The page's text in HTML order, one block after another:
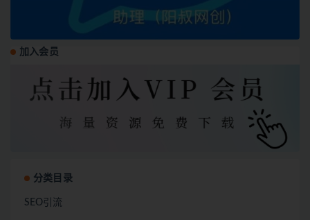
加入会员
分类目录
SEO引流